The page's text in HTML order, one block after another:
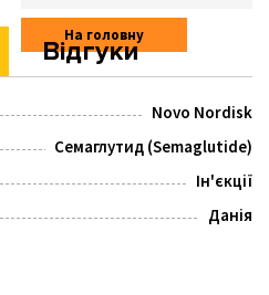
На головну
Відгуки
Novo Nordisk
Семаглутид (Semaglutide)
Ін'єкції
Данія